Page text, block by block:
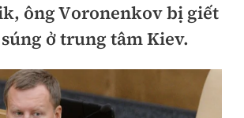
ông Voronenkov bị giết
ở trung tâm Kiev.